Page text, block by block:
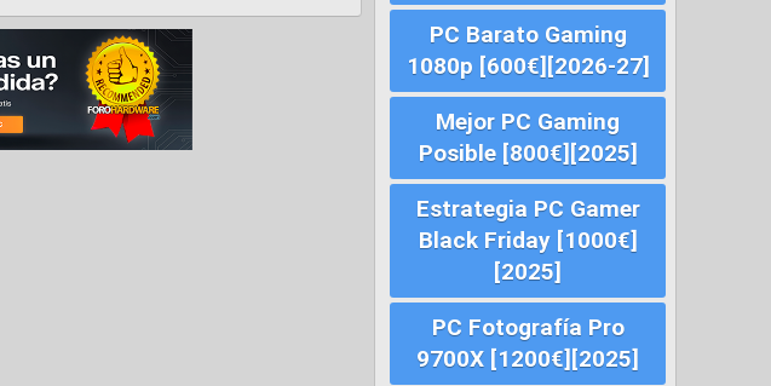
PC Barato Gaming
1080p [600€][2026-27]
Mejor PC Gaming
Posible [800€][2025]
Estrategia PC Gamer
Black Friday [1000€]
[2025]
PC Fotografía Pro
9700X [1200€][2025]